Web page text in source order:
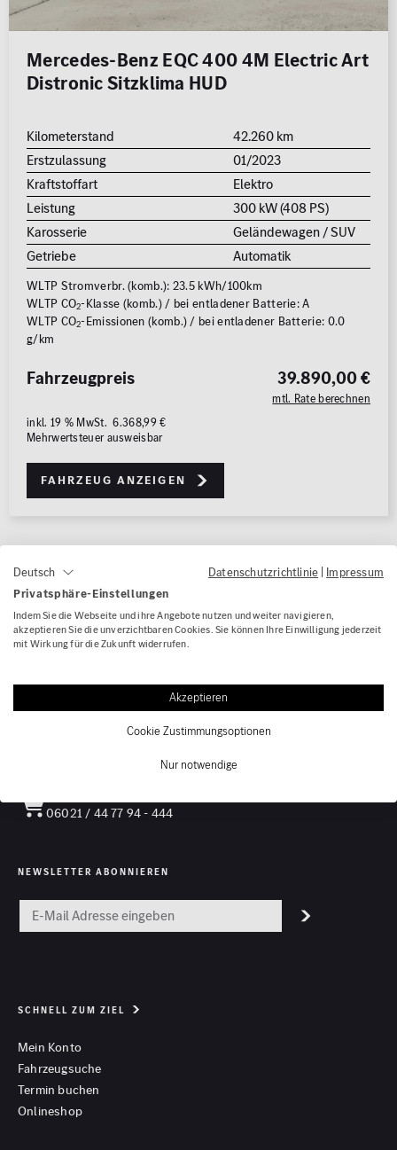
ALLE ALLE
Erstzulassung
2008 2026
Kilometer
0 km
250.000
Reichweite (elektrisch)
1.000 km
0 € 500.000 €
MwSt. ausweisbar
Mercedes-Benz EQC 400 4M Electric Art
Distronic Sitzklima HUD
Kilometerstand
42.260 km
Erstzulassung
01/2023
Kraftstoffart
Elektro
Leistung
300 kW (408 PS)
Karosserie
Geländewagen / SUV
Getriebe
Automatik
WLTP Stromverbr. (komb.): 23.5 kWh/100km
WLTP CO2-Klasse (komb.) / bei entladener Batterie: A
WLTP CO2-Emissionen (komb.) / bei entladener Batterie: 0.0
g/km
39.890,00 €
mtl. Rate berechnen
Fahrzeugpreis
inkl. 19 % MwSt. 6.368,99 €
Mehrwertsteuer ausweisbar
Fahrzeug anzeigen
War diese Seite hilfreich?
PERSÖNLICHE BERATUNG
06021 / 361 - 11 - 100
06021 / 44 77 94 - 444
NEWSLETTER ABONNIEREN
SCHNELL ZUM ZIEL
Mein Konto
Fahrzeugsuche
Termin buchen
Onlineshop
Deutsch Datenschutzrichtlinie | Impressum
Privatsphäre-Einstellungen
Indem Sie die Webseite und ihre Angebote nutzen und weiter navigieren,
akzeptieren Sie die unverzichtbaren Cookies. Sie können Ihre Einwilligung jederzeit
mit Wirkung für die Zukunft widerrufen.
Akzeptieren
Cookie Zustimmungsoptionen
Nur notwendige